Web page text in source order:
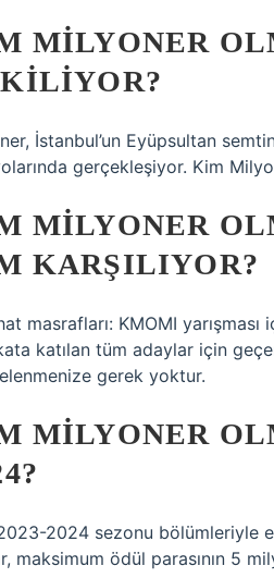
MILYONER
İstanbul’un Eyüpsultan
gerçekleşiyor. Kim
MILYONER
KARŞILIYOR?
masrafları: KMOMI yarışması
katılan tüm adaylar için
gerek yoktur.
MILYONER
2024 sezonu bölümleriyle
maksimum ödül parasının 5